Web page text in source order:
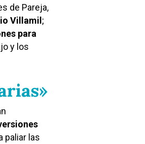
de Pareja,
Villamil;
para
y los
paliar las